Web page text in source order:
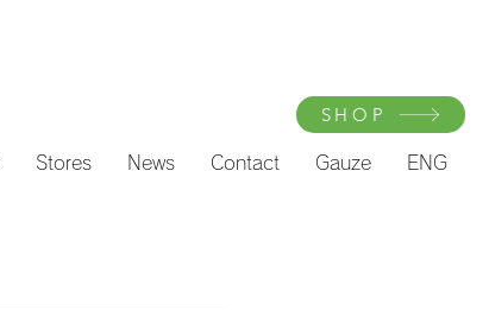
SHOP
Stores News Contact Gauze ENG